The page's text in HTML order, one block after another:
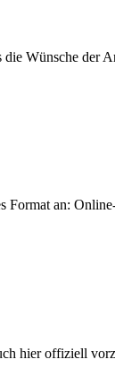
Wünsche der
Format an:
hier offiziell